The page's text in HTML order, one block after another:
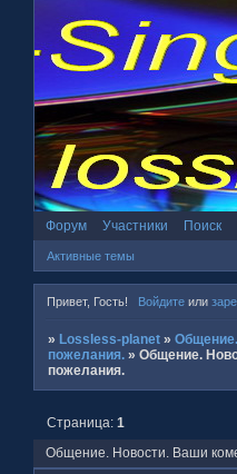
Форум Участники Поиск
Активные темы
Привет, Гость! Войдитеили
» Lossless-planet »
пожелания. »Общение.
пожелания.
Общение. Новости. Ваши
Страница:1